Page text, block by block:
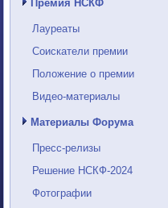
Премия НСКФ
Лауреаты
Соискатели премии
Положение о премии
Видео-материалы
Материалы Форума
Пресс-релизы
Решение НСКФ-2024
Фотографии